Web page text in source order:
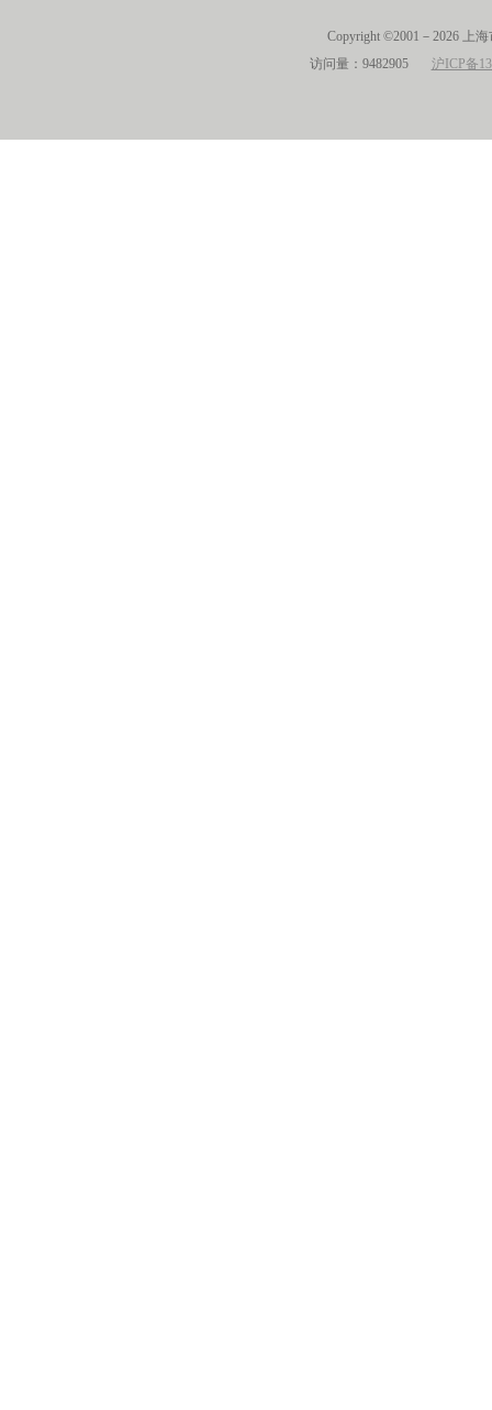
Copyright ©2001－2026 上
访问量：9482905 沪ICP备